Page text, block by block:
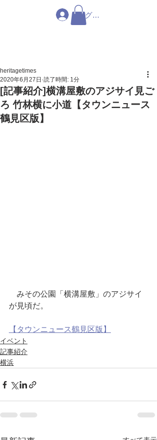
ログイン
[記事紹介]横溝屋敷のアジサイ見ご
ろ 竹林横に小道【タウンニュース
鶴見区版】
heritagetimes
2020年6月27日 読了時間: 1分
みその公園「横溝屋敷」のアジサイ
が見頃だ。
【タウンニュース鶴見区版】
イベント
記事紹介
横浜